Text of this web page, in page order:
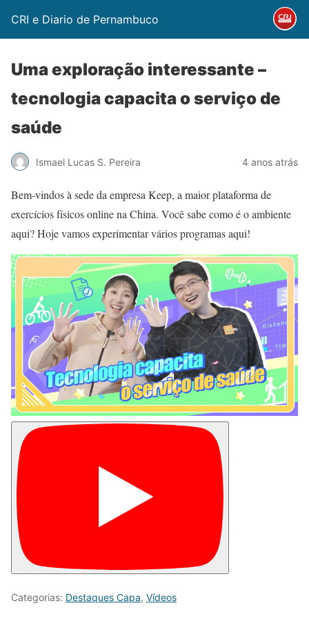
CRI e Diario de Pernambuco
Uma exploração interessante –
tecnologia capacita o serviço de
saúde
Ismael Lucas S. Pereira 4 anos atrás
Bem-vindos à sede da empresa Keep, a maior plataforma de
exercícios físicos online na China. Você sabe como é o ambiente
aqui? Hoje vamos experimentar vários programas aqui!
Categorias: Destaques Capa, Vídeos